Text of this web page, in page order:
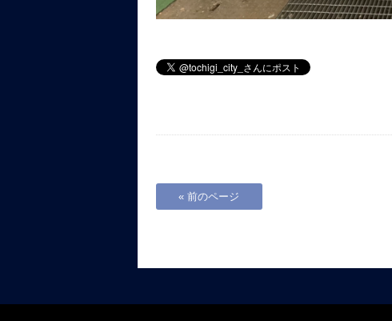
« 前のページ